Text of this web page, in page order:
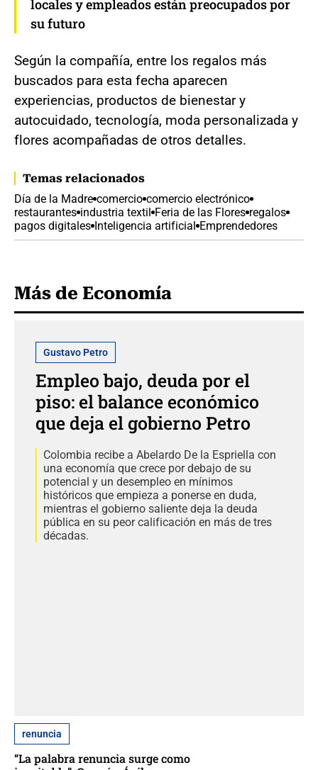
locales y empleados están preocupados por
su futuro
Según la compañía, entre los regalos más
buscados para esta fecha aparecen
experiencias, productos de bienestar y
autocuidado, tecnología, moda personalizada y
flores acompañadas de otros detalles.
Temas relacionados
Día de la Madre comercio comercio electrónico
restaurantes industria textil Feria de las Flores regalos
pagos digitales Inteligencia artificial Emprendedores
Más de Economía
Gustavo Petro
Empleo bajo, deuda por el
piso: el balance económico
que deja el gobierno Petro
Colombia recibe a Abelardo De la Espriella con
una economía que crece por debajo de su
potencial y un desempleo en mínimos
históricos que empieza a ponerse en duda,
mientras el gobierno saliente deja la deuda
pública en su peor calificación en más de tres
décadas.
renuncia
“La palabra renuncia surge como